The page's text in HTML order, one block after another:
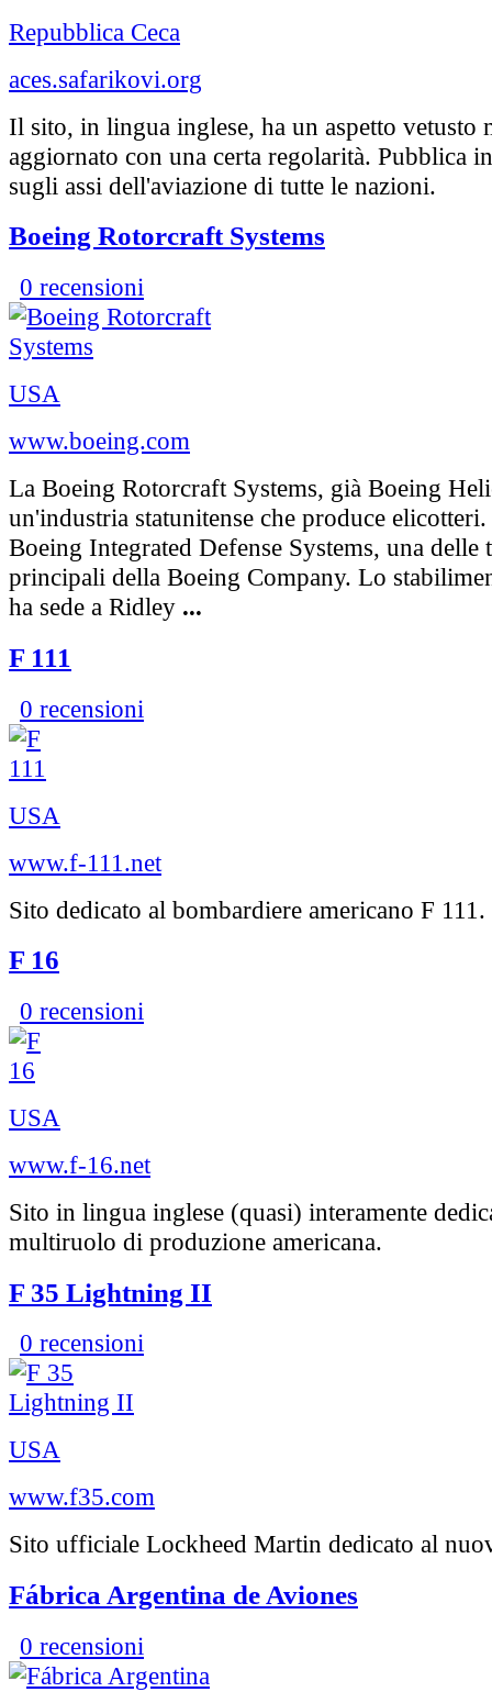
Repubblica Ceca
aces.safarikovi.org
Il sito, in lingua inglese, ha un aspetto vetusto
aggiornato con una certa regolarità. Pubblica
sugli assi dell'aviazione di tutte le nazioni.
Boeing Rotorcraft Systems
0 recensioni
USA
www.boeing.com
La Boeing Rotorcraft Systems, già Boeing
un'industria statunitense che produce
Boeing Integrated Defense Systems, una
principali della Boeing Company. Lo
ha sede a Ridley ...
F 111
0 recensioni
USA
www.f-111.net
Sito dedicato al bombardiere americano F 111.
F 16
0 recensioni
USA
www.f-16.net
Sito in lingua inglese (quasi) interamente
multiruolo di produzione americana.
F 35 Lightning II
0 recensioni
USA
www.f35.com
Sito ufficiale Lockheed Martin dedicato al
Fábrica Argentina de Aviones
0 recensioni